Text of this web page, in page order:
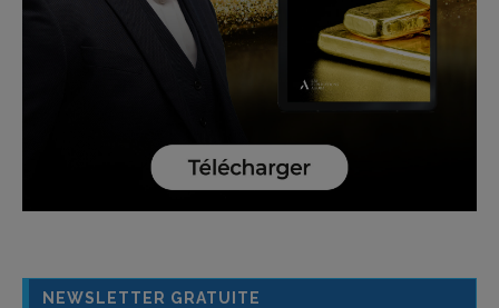
NEWSLETTER GRATUITE